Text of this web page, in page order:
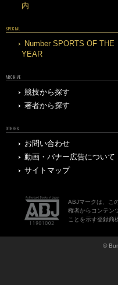
内
SPECIAL
Number SPORTS OF THE
YEAR
ARCHIVE
競技から探す
著者から探す
OTHERS
お問い合わせ
動画・バナー広告について
サイトマップ
ABJマークは、こ
権者からコンテン
ことを示す登録商
©